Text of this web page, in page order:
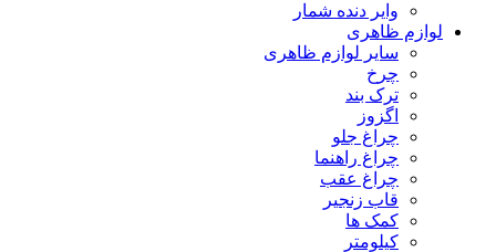
وایر دنده شمار
لوازم ظاهری
سایر لوازم ظاهری
چرخ
ترک بند
اگزوز
چراغ جلو
چراغ راهنما
چراغ عقب
قاب زنجیر
کمک ها
کیلومتر